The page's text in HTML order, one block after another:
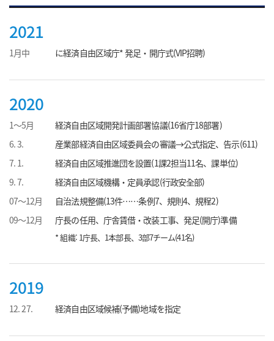
2021
1月中 に経済自由区域庁* 発足・開庁式(VIP招聘)
2020
1～5月
経済自由区域開発計画部署協議(16省庁18部署)
6. 3.
産業部経済自由区域委員会の審議→公式指定、告示(611)
7. 1.
経済自由区域推進団を設置(1課2担当11名、課単位)
9. 7.
経済自由区域機構・定員承認(行政安全部)
07～12月
自治法規整備(13件……条例7、規則4、規程2)
09～12月
庁長の任用、庁舎賃借・改装工事、発足(開庁)準備
* 組織: 1庁長、1本部長、3部7チーム(41名)
2019
12. 27. 経済自由区域候補(予備)地域を指定